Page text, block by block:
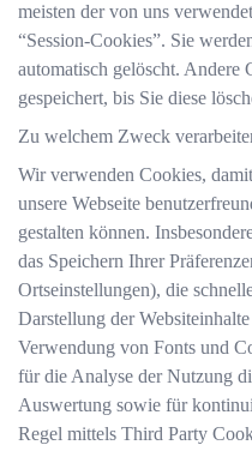
meisten der von uns
“Session-Cookies”. Sie
automatisch gelöscht. Andere
gespeichert, bis Sie diese
Zu welchem Zweck
Wir verwenden Cookies,
unsere Webseite
gestalten können.
das Speichern Ihrer
Ortseinstellungen), die
Darstellung der
Verwendung von Fonts und
für die Analyse der Nutzung
Auswertung sowie für
Regel mittels Third Party